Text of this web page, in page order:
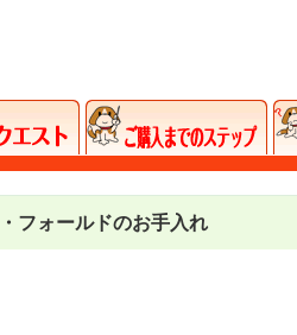
フォールドのお手入れ